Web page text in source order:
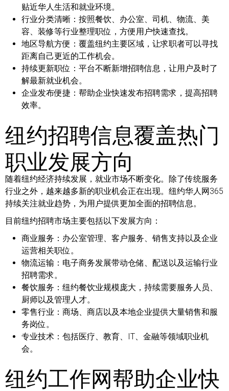
贴近华人生活和就业环境。
行业分类清晰： 按照餐饮、办公室、司机、物流、美
容、装修等行业整理职位，方便用户快速查找。
地区导航方便： 覆盖纽约主要区域，让求职者可以寻找
距离自己更近的工作机会。
持续更新职位： 平台不断新增招聘信息，让用户及时了
解最新就业机会。
企业发布便捷： 帮助企业快速发布招聘需求，提高招聘
效率。
纽约招聘信息覆盖热门
职业发展方向
随着纽约经济持续发展，就业市场不断变化。除了传统服务
行业之外，越来越多新的职业机会正在出现。纽约华人网365
持续关注就业趋势，为用户提供更加全面的招聘信息。
目前纽约招聘市场主要包括以下发展方向：
商业服务： 办公室管理、客户服务、销售支持以及企业
运营相关职位。
物流运输： 电子商务发展带动仓储、配送以及运输行业
招聘需求。
餐饮服务： 纽约餐饮业规模庞大，持续需要服务人员、
厨师以及管理人才。
零售行业： 商场、商店以及本地企业提供大量销售和服
务岗位。
专业技术： 包括医疗、教育、IT、金融等领域职业机
会。
纽约工作网帮助企业快